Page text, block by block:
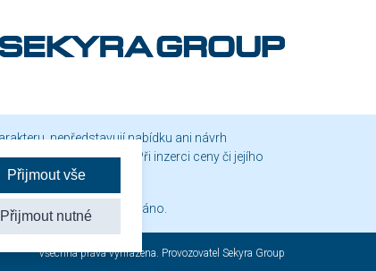
nepředstavují nabídku ani návrh
v sídle společnosti. Při inzerci ceny či jejího
souhlasu zakázáno.
Všechna práva vyhrazena. Provozovatel Sekyra Group
Přijmout vše
Přijmout nutné